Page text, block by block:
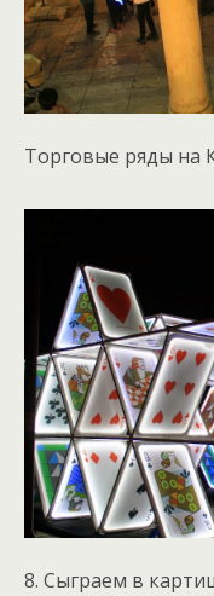
Торговые ряды на
8. Сыграем в